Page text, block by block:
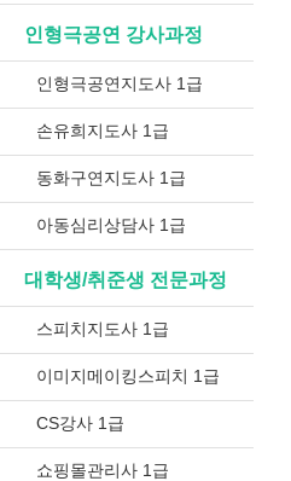
인형극공연 강사과정
인형극공연지도사 1급
손유희지도사 1급
동화구연지도사 1급
아동심리상담사 1급
대학생/취준생 전문과정
스피치지도사 1급
이미지메이킹스피치 1급
CS강사 1급
쇼핑몰관리사 1급